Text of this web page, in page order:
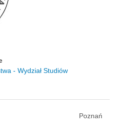
- Wydział Studiów
Poznań